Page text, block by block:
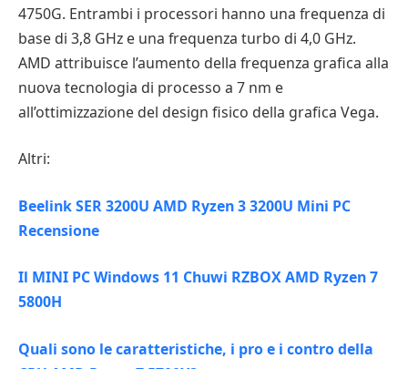
4750G. Entrambi i processori hanno una frequenza di
base di 3,8 GHz e una frequenza turbo di 4,0 GHz.
AMD attribuisce l’aumento della frequenza grafica alla
nuova tecnologia di processo a 7 nm e
all’ottimizzazione del design fisico della grafica Vega.
Altri:
Beelink SER 3200U AMD Ryzen 3 3200U Mini PC
Recensione
Il MINI PC Windows 11 Chuwi RZBOX AMD Ryzen 7
5800H
Quali sono le caratteristiche, i pro e i contro della